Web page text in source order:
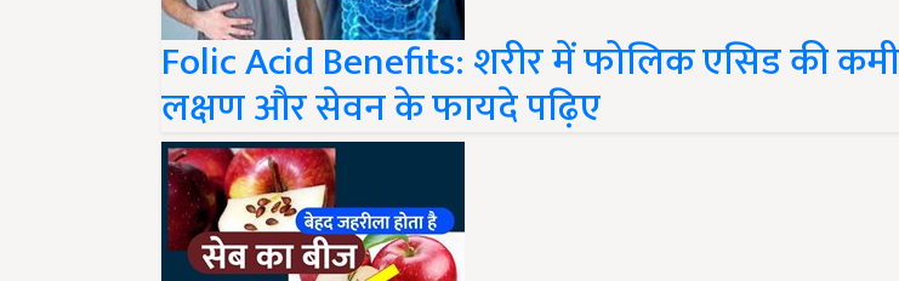
Folic Acid Benefits: शरीर में फोलिक एसिड की
लक्षण और सेवन के फायदे पढ़िए